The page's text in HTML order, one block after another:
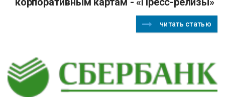
читать статью